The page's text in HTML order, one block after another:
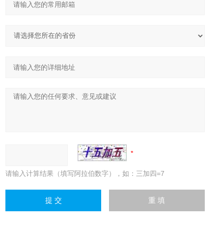
请输入计算结果（填写阿拉伯数字），如：三加四=7